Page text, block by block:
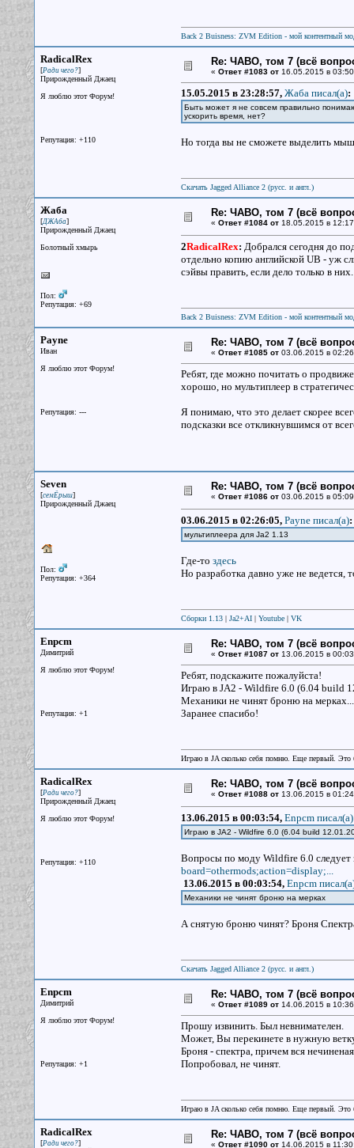
Back 2 Buisness: ZVM Edition - мой контентный
RadicalRex
[Ради чего?]
Прирожденный Джаец
Я люблю этот Форум!
Репутация: +110
Re: ЧАВО, том 7 (всё
« Ответ #1083 от16.05.2015 в
15.05.2015 в 23:28:57, Жаба писал(a):
Быть может я не совсем правильно
ускорить время, нет?
Но тогда вы не сможете выделить
Скачать Jagged Alliance 2 (русс. и англ.)
Жаба
[ДЖАба]
Прирожденный Джаец
Болотный хмырь
Пол:
Репутация: +69
Re: ЧАВО, том 7 (всё
« Ответ #1084 от18.05.2015 в
2RadicalRex: Добрался сегодня до
отдельно копию английской UB - уж
сэйвы править, если дело только в них.
Back 2 Buisness: ZVM Edition - мой контентный
Payne
Иван
Я люблю этот Форум!
Репутация: ---
Re: ЧАВО, том 7 (всё
« Ответ #1085 от03.06.2015 в
Ребят, где можно почитать о
хорошо, но мультиплеер в
Я понимаю, что это делает скорее
подсказки все откликнувшимся от
Seven
[семЁрыш]
Прирожденный Джаец
Пол:
Репутация: +364
Re: ЧАВО, том 7 (всё
« Ответ #1086 от03.06.2015 в
03.06.2015 в 02:26:05, Payne писал(a):
мультиплеера для Ja2 1.13
Где-то здесь
Но разработка давно уже не ведется,
Сборки 1.13| Ja2+AI| Youtube| VK
Enpcm
Димитрий
Я люблю этот Форум!
Репутация: +1
Re: ЧАВО, том 7 (всё
« Ответ #1087 от13.06.2015 в
Ребят, подскажите пожалуйста!
Играю в JA2 - Wildfire 6.0 (6.04 build
Механики не чинят броню на
Заранее спасибо!
Играю в JA сколько себя помню. Еще первый.
RadicalRex
[Ради чего?]
Прирожденный Джаец
Я люблю этот Форум!
Репутация: +110
Re: ЧАВО, том 7 (всё
« Ответ #1088 от13.06.2015 в
13.06.2015 в 00:03:54, Enpcm писал(a)
Играю в JA2 - Wildfire 6.0 (6.04 build
Вопросы по моду Wildfire 6.0 следует
board=othermods;action=display;...
13.06.2015 в 00:03:54, Enpcm
Механики не чинят броню на мерках
А снятую броню чинят? Броня
Скачать Jagged Alliance 2 (русс. и англ.)
Enpcm
Димитрий
Я люблю этот Форум!
Репутация: +1
Re: ЧАВО, том 7 (всё
« Ответ #1089 от14.06.2015 в
Прошу извинить. Был невнимателен.
Может, Вы перекинете в нужную
Броня - спектра, причем вся
Попробовал, не чинят.
Играю в JA сколько себя помню. Еще первый.
RadicalRex
[Ради чего?]
Re: ЧАВО, том 7 (всё
« Ответ #1090 от14.06.2015 в